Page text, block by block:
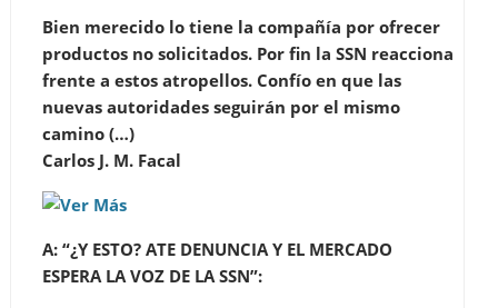
Bien merecido lo tiene la compañía por ofrecer
productos no solicitados. Por fin la SSN reacciona
frente a estos atropellos. Confío en que las
nuevas autoridades seguirán por el mismo
camino (…)
Carlos J. M. Facal
A: “¿Y ESTO? ATE DENUNCIA Y EL MERCADO
ESPERA LA VOZ DE LA SSN”: